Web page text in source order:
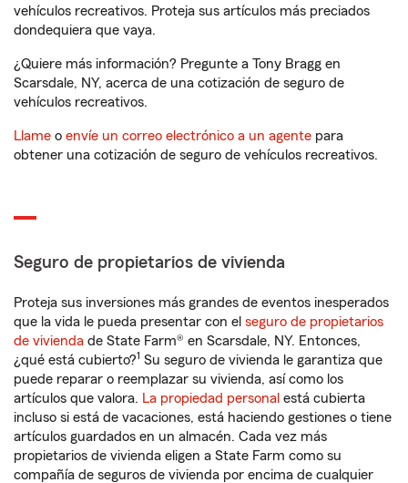
vehículos recreativos. Proteja sus artículos más preciados
dondequiera que vaya.
¿Quiere más información? Pregunte a Tony Bragg en
Scarsdale, NY, acerca de una cotización de seguro de
vehículos recreativos.
Llame o envíe un correo electrónico a un agente para
obtener una cotización de seguro de vehículos recreativos.
Seguro de propietarios de vivienda
Proteja sus inversiones más grandes de eventos inesperados
que la vida le pueda presentar con el seguro de propietarios
de vivienda de State Farm® en Scarsdale, NY. Entonces,
¿qué está cubierto?1 Su seguro de vivienda le garantiza que
puede reparar o reemplazar su vivienda, así como los
artículos que valora. La propiedad personal está cubierta
incluso si está de vacaciones, está haciendo gestiones o tiene
artículos guardados en un almacén. Cada vez más
propietarios de vivienda eligen a State Farm como su
compañía de seguros de vivienda por encima de cualquier